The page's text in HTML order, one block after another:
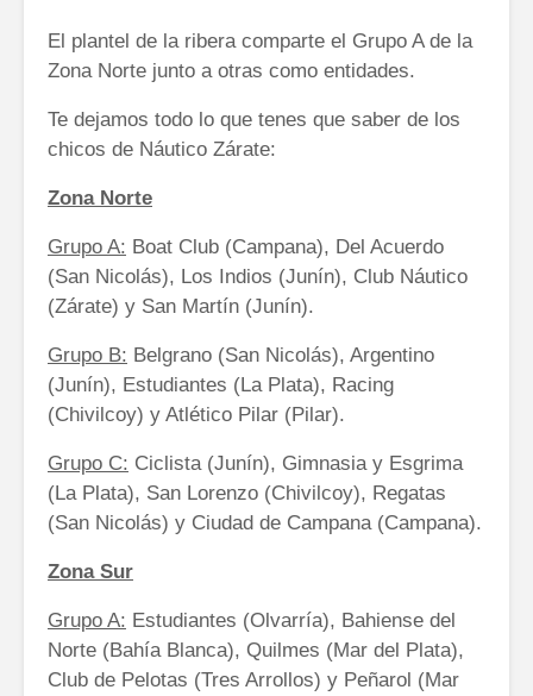
El plantel de la ribera comparte el Grupo A de la
Zona Norte junto a otras como entidades.
Te dejamos todo lo que tenes que saber de los
chicos de Náutico Zárate:
Zona Norte
Grupo A: Boat Club (Campana), Del Acuerdo
(San Nicolás), Los Indios (Junín), Club Náutico
(Zárate) y San Martín (Junín).
Grupo B: Belgrano (San Nicolás), Argentino
(Junín), Estudiantes (La Plata), Racing
(Chivilcoy) y Atlético Pilar (Pilar).
Grupo C: Ciclista (Junín), Gimnasia y Esgrima
(La Plata), San Lorenzo (Chivilcoy), Regatas
(San Nicolás) y Ciudad de Campana (Campana).
Zona Sur
Grupo A: Estudiantes (Olvarría), Bahiense del
Norte (Bahía Blanca), Quilmes (Mar del Plata),
Club de Pelotas (Tres Arrollos) y Peñarol (Mar